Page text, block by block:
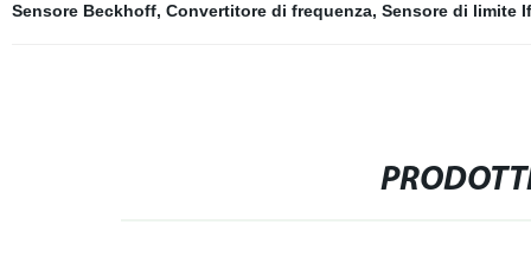
Sensore Beckhoff, Convertitore di frequenza, Sensore di limite